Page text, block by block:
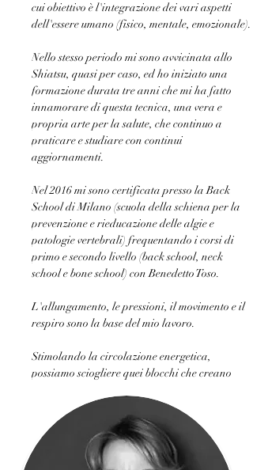
cui obiettivo è l'integrazione dei vari aspetti
dell'essere umano (fisico, mentale, emozionale).
Nello stesso periodo mi sono avvicinata allo
Shiatsu, quasi per caso, ed ho iniziato una
formazione durata tre anni che mi ha fatto
innamorare di questa tecnica, una vera e
propria arte per la salute, che continuo a
praticare e studiare con continui
aggiornamenti.
Nel 2016 mi sono certificata presso la Back
School di Milano (scuola della schiena per la
prevenzione e rieducazione delle algie e
patologie vertebrali) frequentando i corsi di
primo e secondo livello (back school, neck
school e bone school) con Benedetto Toso.
L'allungamento, le pressioni, il movimento e il
respiro sono la base del mio lavoro.
Stimolando la circolazione energetica,
possiamo sciogliere quei blocchi che creano
la nostra mente e la nostra anima.